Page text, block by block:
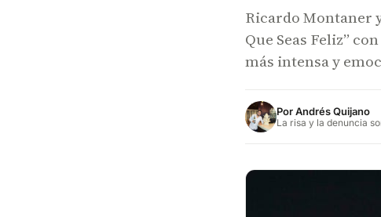
Ricardo Montaner
Que Seas Feliz”
más intensa y
PorAndrés Quijano
La risa y la denuncia